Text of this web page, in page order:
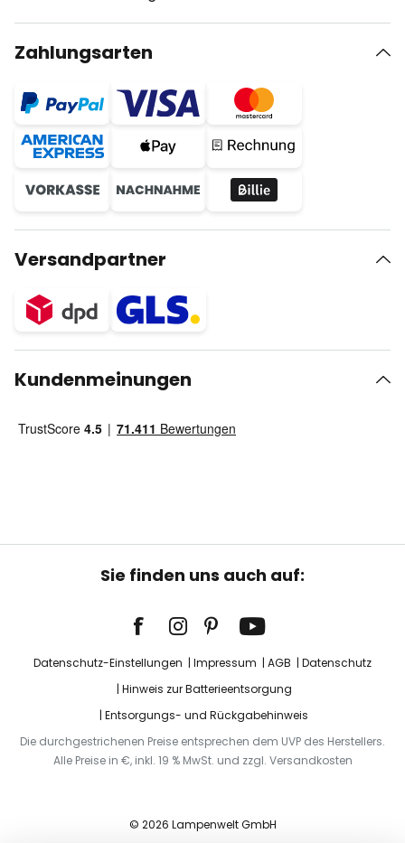
Zahlungsarten
Versandpartner
Kundenmeinungen
Sie finden uns auch auf:
Datenschutz-Einstellungen Impressum AGB
Datenschutz
Hinweis zur Batterieentsorgung
Entsorgungs- und Rückgabehinweis
Die durchgestrichenen Preise entsprechen dem UVP des Herstellers.
Alle Preise in €, inkl. 19 % MwSt. und zzgl. Versandkosten
© 2026 Lampenwelt GmbH